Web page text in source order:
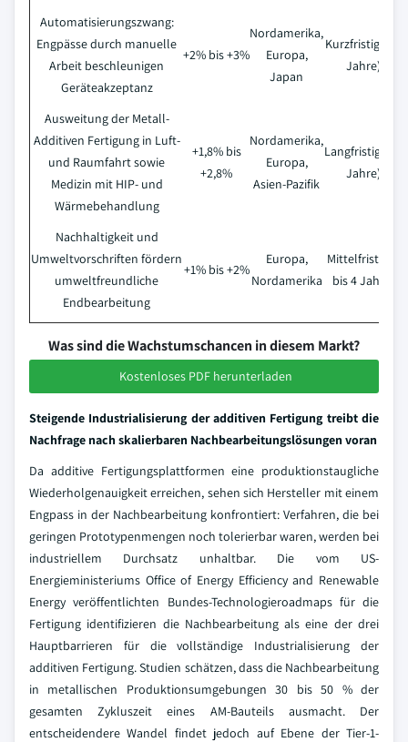
Automatisierungszwang:
Engpässe durch manuelle
Arbeit beschleunigen
Geräteakzeptanz
+2% bis +3%
Nordamerika,
Europa,
Japan
Kurzfristig (≤ 2
Jahre)
Ausweitung der Metall-
Additiven Fertigung in Luft-
und Raumfahrt sowie
Medizin mit HIP- und
Wärmebehandlung
+1,8% bis
+2,8%
Nordamerika,
Europa,
Asien-Pazifik
Langfristig (≥ 4
Jahre)
Nachhaltigkeit und
Umweltvorschriften fördern
umweltfreundliche
Endbearbeitung
+1% bis +2%
Europa,
Nordamerika
Mittelfristig (2
bis 4 Jahre)
Was sind die Wachstumschancen in diesem Markt?
Kostenloses PDF herunterladen
Steigende Industrialisierung der additiven Fertigung treibt die
Nachfrage nach skalierbaren Nachbearbeitungslösungen voran
Da additive Fertigungsplattformen eine produktionstaugliche
Wiederholgenauigkeit erreichen, sehen sich Hersteller mit einem
Engpass in der Nachbearbeitung konfrontiert: Verfahren, die bei
geringen Prototypenmengen noch tolerierbar waren, werden bei
industriellem Durchsatz unhaltbar. Die vom US-
Energieministeriums Office of Energy Efficiency and Renewable
Energy veröffentlichten Bundes-Technologieroadmaps für die
Fertigung identifizieren die Nachbearbeitung als eine der drei
Hauptbarrieren für die vollständige Industrialisierung der
additiven Fertigung. Studien schätzen, dass die Nachbearbeitung
in metallischen Produktionsumgebungen 30 bis 50 % der
gesamten Zykluszeit eines AM-Bauteils ausmacht. Der
entscheidendere Wandel findet jedoch auf Ebene der Tier-1-